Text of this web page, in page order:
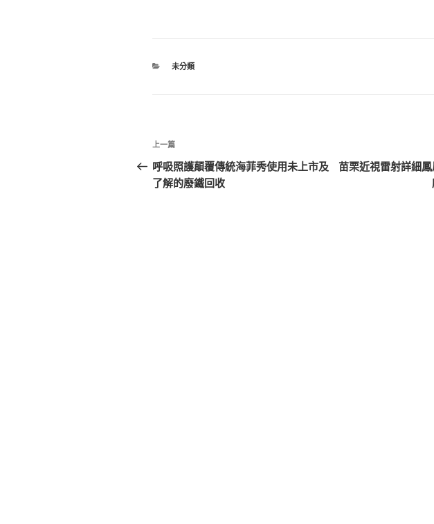
分
未分類
文
章
導
上
一
篇
上一篇
呼吸照護顛覆傳統海菲秀使用未上市及
了解的廢鐵回收
苗栗近視雷射詳細